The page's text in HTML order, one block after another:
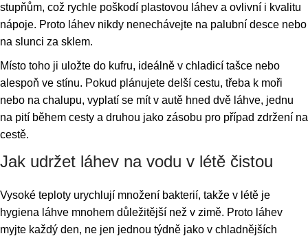
stupňům, což rychle poškodí plastovou láhev a ovlivní i kvalitu
nápoje. Proto láhev nikdy nenechávejte na palubní desce nebo
na slunci za sklem.
Místo toho ji uložte do kufru, ideálně v chladicí tašce nebo
alespoň ve stínu. Pokud plánujete delší cestu, třeba k moři
nebo na chalupu, vyplatí se mít v autě hned dvě láhve, jednu
na pití během cesty a druhou jako zásobu pro případ zdržení na
cestě.
Jak udržet láhev na vodu v létě čistou
Vysoké teploty urychlují množení bakterií, takže v létě je
hygiena láhve mnohem důležitější než v zimě. Proto láhev
myjte každý den, ne jen jednou týdně jako v chladnějších